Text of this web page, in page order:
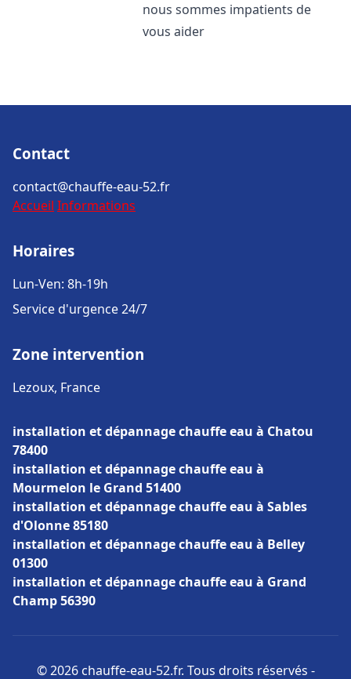
nous sommes impatients de
vous aider
Contact
contact@chauffe-eau-52.fr
Accueil Informations
Horaires
Lun-Ven: 8h-19h
Service d'urgence 24/7
Zone intervention
Lezoux, France
installation et dépannage chauffe eau à Chatou
78400
installation et dépannage chauffe eau à
Mourmelon le Grand 51400
installation et dépannage chauffe eau à Sables
d'Olonne 85180
installation et dépannage chauffe eau à Belley
01300
installation et dépannage chauffe eau à Grand
Champ 56390
© 2026 chauffe-eau-52.fr. Tous droits réservés -